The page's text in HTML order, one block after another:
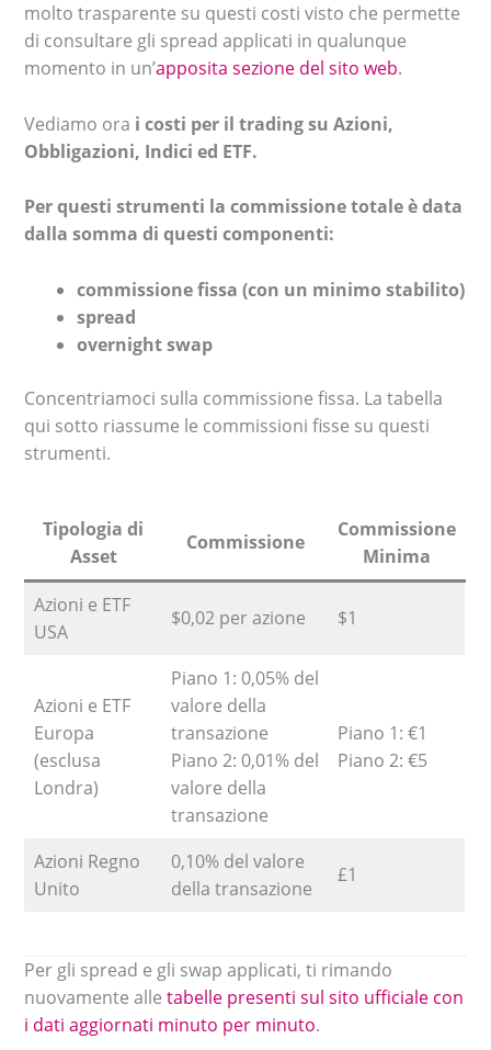
molto trasparente su questi costi visto che permette
di consultare gli spread applicati in qualunque
momento in un’apposita sezione del sito web.
Vediamo ora i costi per il trading su Azioni,
Obbligazioni, Indici ed ETF.
Per questi strumenti la commissione totale è data
dalla somma di questi componenti:
commissione fissa (con un minimo stabilito)
spread
overnight swap
Concentriamoci sulla commissione fissa. La tabella
qui sotto riassume le commissioni fisse su questi
strumenti.
Tipologia di
Asset
Commissione
Commissione
Minima
Azioni e ETF
USA
$0,02 per azione $1
Azioni e ETF
Europa
(esclusa
Londra)
Piano 1: 0,05% del
valore della
transazione
Piano 2: 0,01% del
valore della
transazione
Piano 1: €1
Piano 2: €5
Azioni Regno
Unito
0,10% del valore
della transazione
£1
Per gli spread e gli swap applicati, ti rimando
nuovamente alletabelle presenti sul sito ufficiale con
i dati aggiornati minuto per minuto.